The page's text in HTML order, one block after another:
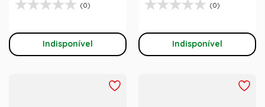
(0)
Indisponível
(0)
Indisponível